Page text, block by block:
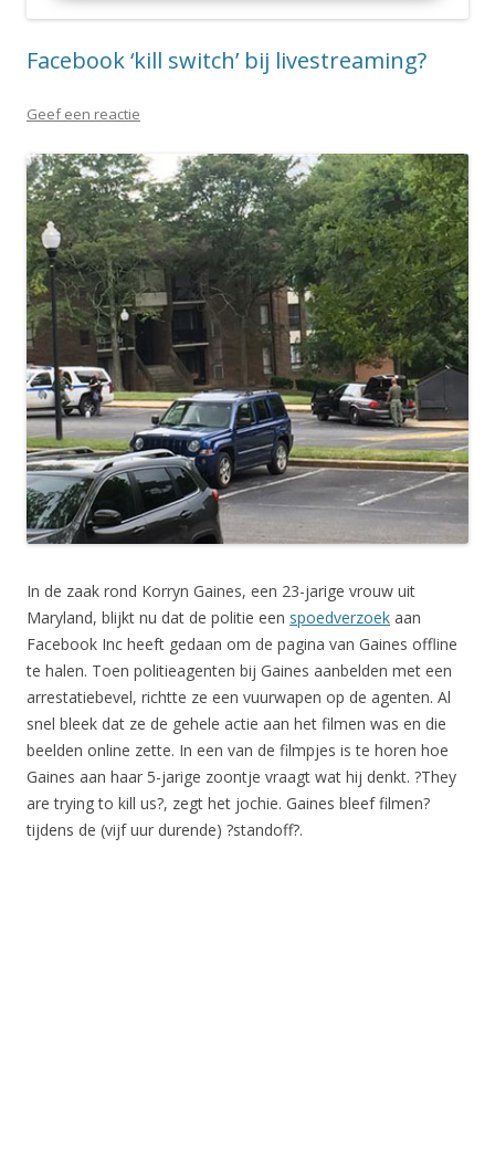
Facebook ‘kill switch’ bij livestreaming?
Geef een reactie
In de zaak rond Korryn Gaines, een 23-jarige vrouw uit
Maryland, blijkt nu dat de politie een spoedverzoek aan
Facebook Inc heeft gedaan om de pagina van Gaines offline
te halen. Toen politieagenten bij Gaines aanbelden met een
arrestatiebevel, richtte ze een vuurwapen op de agenten. Al
snel bleek dat ze de gehele actie aan het filmen was en die
beelden online zette. In een van de filmpjes is te horen hoe
Gaines aan haar 5-jarige zoontje vraagt wat hij denkt. ?They
are trying to kill us?, zegt het jochie. Gaines bleef filmen?
tijdens de (vijf uur durende) ?standoff?.